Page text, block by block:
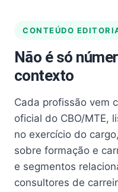
CONTEÚDO
Não é só
contexto
Cada profissão vem
oficial do CBO/MTE,
no exercício do
sobre formação e
e segmentos
consultores de